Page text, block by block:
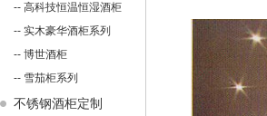
-- 高科技恒温恒湿酒柜
-- 实木豪华酒柜系列
-- 博世酒柜
-- 雪茄柜系列
不锈钢酒柜定制